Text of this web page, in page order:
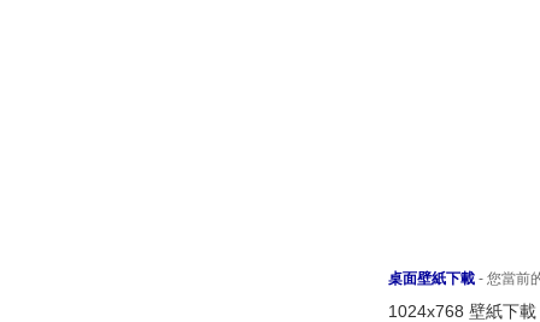
桌面壁紙下載 - 您當前
1024x768 壁紙下載